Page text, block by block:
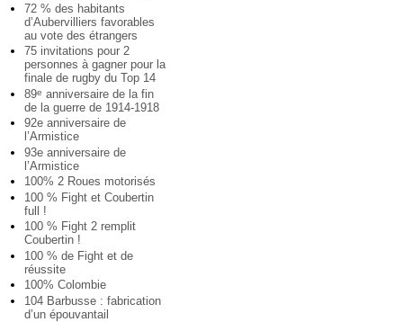
72 % des habitants
d’Aubervilliers favorables
au vote des étrangers
75 invitations pour 2
personnes à gagner pour la
finale de rugby du Top 14
89e anniversaire de la fin
de la guerre de 1914-1918
92e anniversaire de
l’Armistice
93e anniversaire de
l’Armistice
100% 2 Roues motorisés
100 % Fight et Coubertin
full !
100 % Fight 2 remplit
Coubertin !
100 % de Fight et de
réussite
100% Colombie
104 Barbusse : fabrication
d’un épouvantail